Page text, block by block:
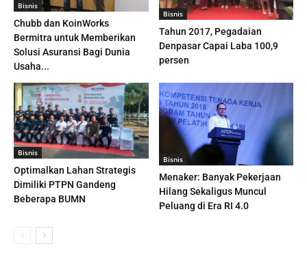
Bisnis
Chubb dan KoinWorks
Bermitra untuk Memberikan
Solusi Asuransi Bagi Dunia
Usaha...
Bisnis
Tahun 2017, Pegadaian
Denpasar Capai Laba 100,9
persen
Bisnis
Optimalkan Lahan Strategis
Dimiliki PTPN Gandeng
Beberapa BUMN
Bisnis
Menaker: Banyak Pekerjaan
Hilang Sekaligus Muncul
Peluang di Era RI 4.0